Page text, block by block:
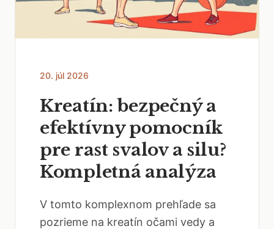
20. júl 2026
Kreatín: bezpečný a
efektívny pomocník
pre rast svalov a silu?
Kompletná analýza
V tomto komplexnom prehľade sa
pozrieme na kreatín očami vedy a